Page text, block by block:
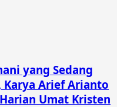
yang Sedang
Arief Arianto
Umat Kristen